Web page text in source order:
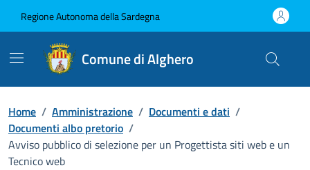
Regione Autonoma della Sardegna
Comune di Alghero
Home / Amministrazione / Documenti e dati /
Documenti albo pretorio /
Avviso pubblico di selezione per un Progettista siti web e un
Tecnico web